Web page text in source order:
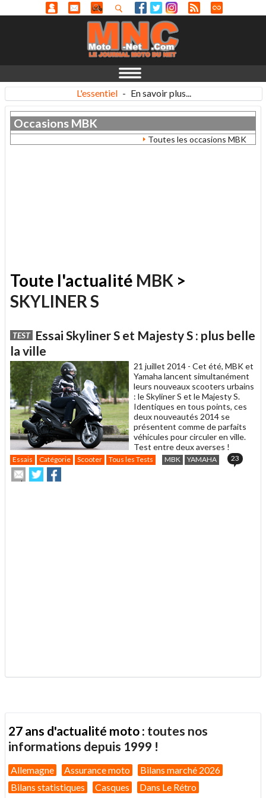
L'essentiel - En savoir plus...
Occasions MBK
Toutes les occasions MBK
Toute l'actualité MBK >
SKYLINER S
TEST Essai Skyliner S et Majesty S : plus belle
la ville
21 juillet 2014 - Cet été, MBK et
Yamaha lancent simultanément
leurs nouveaux scooters urbains
: le Skyliner S et le Majesty S.
Identiques en tous points, ces
deux nouveautés 2014 se
présentent comme de parfaits
véhicules pour circuler en ville.
Test entre deux averses !
Essais Catégorie Scooter Tous les Tests MBK YAMAHA 23
Envoyer
cet
Partager
sur
sur
27 ans d'actualité moto : toutes nos
informations depuis 1999 !
Allemagne Assurance moto
Bilans marché 2026
Bilans statistiques
Casques Dans Le Rétro